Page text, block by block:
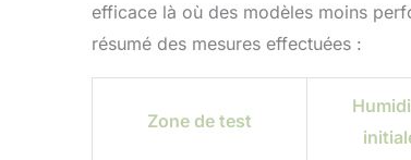
efficace là où des modèles moins
résumé des mesures effectuées :
Zone de test